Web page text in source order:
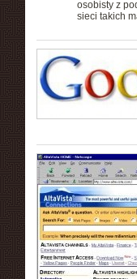
osobisty z
sieci takich